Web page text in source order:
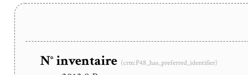
N° inventaire (crm:P48_has_preferred_identifier)